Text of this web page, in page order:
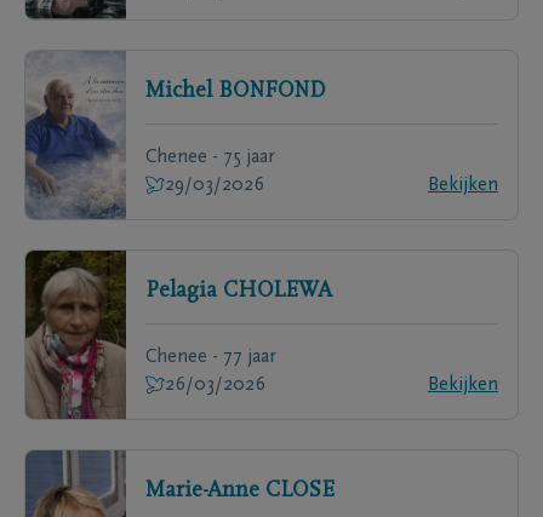
Michel BONFOND
Chenee - 75 jaar
29/03/2026
Bekijken
Pelagia CHOLEWA
Chenee - 77 jaar
26/03/2026
Bekijken
Marie-Anne CLOSE